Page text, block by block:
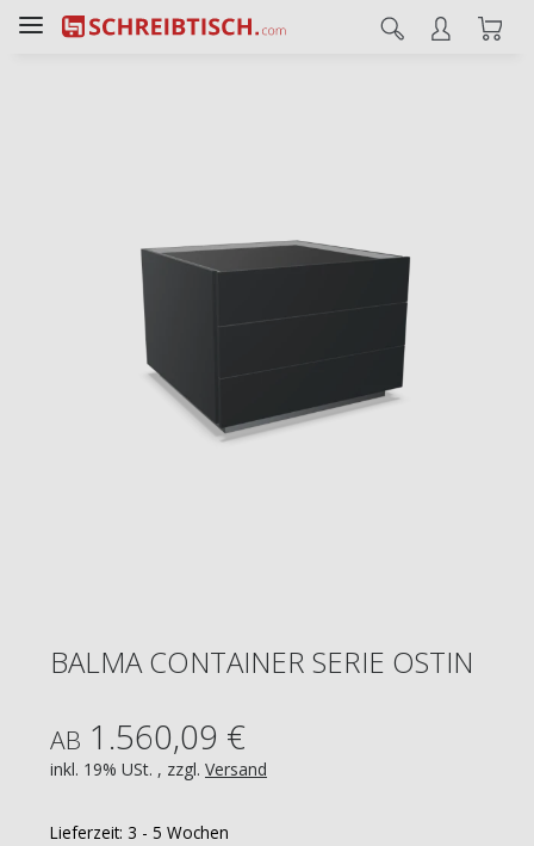
BALMA CONTAINER SERIE OSTIN
AB 1.560,09 €
inkl. 19% USt. , zzgl. Versand
Lieferzeit: 3 - 5 Wochen